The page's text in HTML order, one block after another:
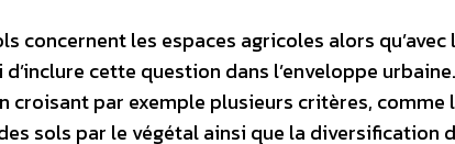
concernent les espaces agricoles alors
d’inclure cette question dans l’enveloppe
croisant par exemple plusieurs critères, comme
sols par le végétal ainsi que la diversification